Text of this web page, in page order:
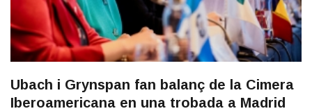
Ubach i Grynspan fan balanç de la Cimera
Iberoamericana en una trobada a Madrid